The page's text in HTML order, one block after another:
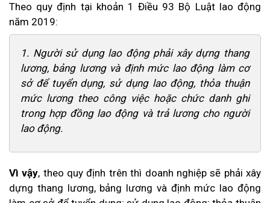
Theo quy định tại khoản 1 Điều 93 Bộ Luật lao động
năm 2019:
1. Người sử dụng lao động phải xây dựng thang
lương, bảng lương và định mức lao động làm cơ
sở để tuyển dụng, sử dụng lao động, thỏa thuận
mức lương theo công việc hoặc chức danh ghi
trong hợp đồng lao động và trả lương cho người
lao động.
Vì vậy, theo quy định trên thì doanh nghiệp sẽ phải xây
dựng thang lương, bảng lương và định mức lao động